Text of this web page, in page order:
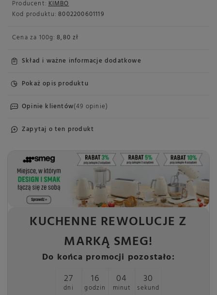
Producent: KIMBO
Kod produktu: 8002200601119
Cena za 100g: 8,80 zł
Skład i ważne informacje dodatkowe
Pokaż opis produktu
Opinie klientów(49 opinie)
Zapytaj o ten produkt
KUCHENNE REWOLUCJE Z
MARKĄ SMEG!
Do końca promocji pozostało:
27
dni
16
godzin
04
minut
30
sekund